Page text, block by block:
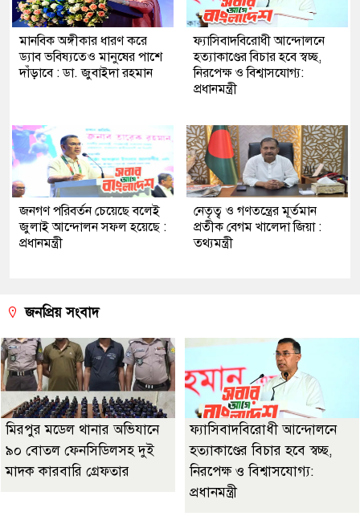
মানবিক অঙ্গীকার ধারণ করে
ড্যাব ভবিষ্যতেও মানুষের পাশে
দাঁড়াবে : ডা. জুবাইদা রহমান
ফ্যাসিবাদবিরোধী আন্দোলনে
হত্যাকাণ্ডের বিচার হবে স্বচ্ছ,
নিরপেক্ষ ও বিশ্বাসযোগ্য:
প্রধানমন্ত্রী
জনগণ পরিবর্তন চেয়েছে বলেই
জুলাই আন্দোলন সফল হয়েছে :
প্রধানমন্ত্রী
নেতৃত্ব ও গণতন্ত্রের মূর্তমান
প্রতীক বেগম খালেদা জিয়া :
তথ্যমন্ত্রী
জনপ্রিয় সংবাদ
মিরপুর মডেল থানার অভিযানে
৯০ বোতল ফেনসিডিলসহ দুই
মাদক কারবারি গ্রেফতার
ফ্যাসিবাদবিরোধী আন্দোলনে
হত্যাকাণ্ডের বিচার হবে স্বচ্ছ,
নিরপেক্ষ ও বিশ্বাসযোগ্য:
প্রধানমন্ত্রী